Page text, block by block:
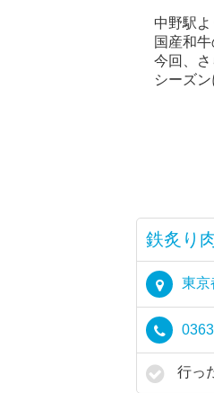
中野駅よ
国産和
今回、
シーズ
鉄炙り
東京
行っ